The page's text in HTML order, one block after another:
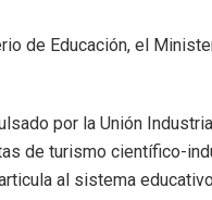
de Educación, el
por la Unión
de turismo científico-
al sistema